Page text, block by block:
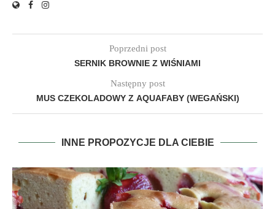
Poprzedni post
SERNIK BROWNIE Z WIŚNIAMI
Następny post
MUS CZEKOLADOWY Z AQUAFABY (WEGAŃSKI)
INNE PROPOZYCJE DLA CIEBIE